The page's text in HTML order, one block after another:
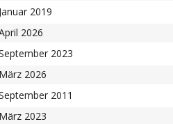
Januar 2019
2026
2023
März 2026
2011
März 2023